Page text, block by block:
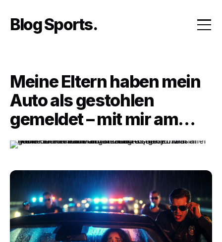
content
Blog Sports
Meine Eltern haben mein
Auto als gestohlen
gemeldet – mit mir am
Steuer. Als der Polizist an
Waffe senkte… nahm er
seine Sonnenbrille ab und
sagte: ‚Baby… was haben
sie dieses Mal gemacht?